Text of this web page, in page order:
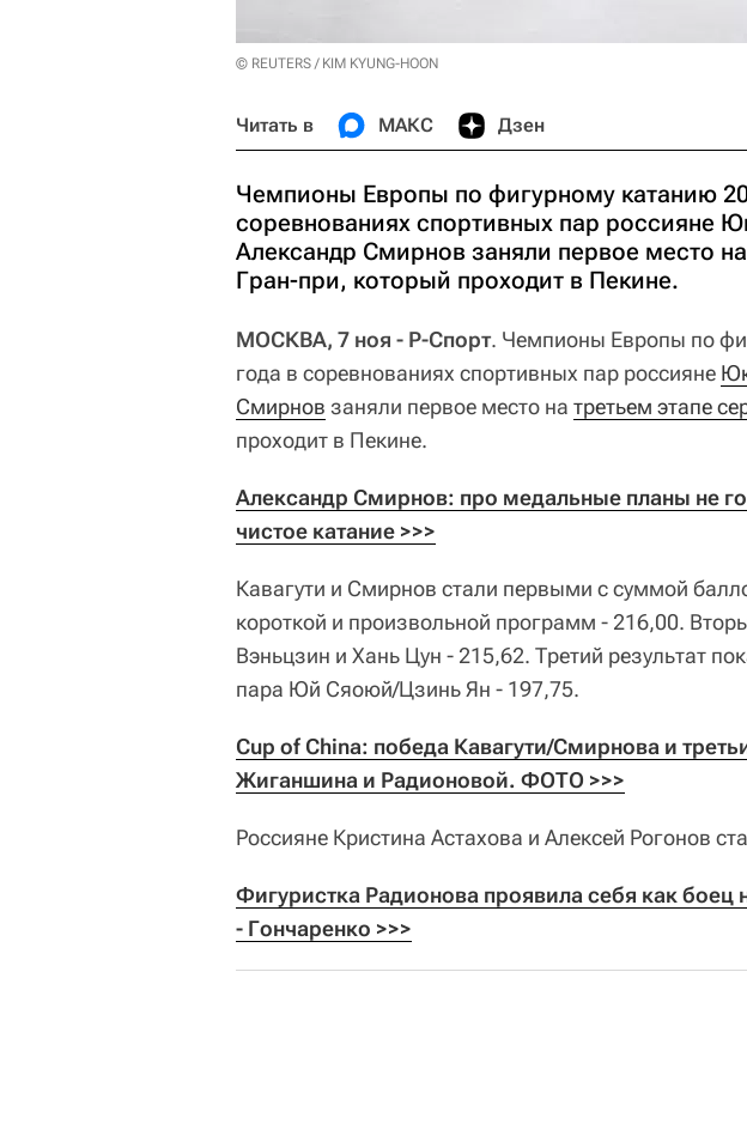
© REUTERS / KIM KYUNG-HOON
Читать в МАКС Дзен
Чемпионы Европы по фигурному катанию
соревнованиях спортивных пар россияне
Александр Смирнов заняли первое место
Гран-при, который проходит в Пекине.
МОСКВА, 7 ноя - Р-Спорт. Чемпионы Европы по
года в соревнованиях спортивных пар россияне
Смирнов заняли первое место на третьем этапе
проходит в Пекине.
Александр Смирнов: про медальные планы не
чистое катание >>>
Кавагути и Смирнов стали первыми с суммой
короткой и произвольной программ - 216,00.
Вэньцзин и Хань Цун - 215,62. Третий результат
пара Юй Сяоюй/Цзинь Ян - 197,75.
Cup of China: победа Кавагути/Смирнова и
Жиганшина и Радионовой. ФОТО >>>
Россияне Кристина Астахова и Алексей Рогонов
Фигуристка Радионова проявила себя как боец
- Гончаренко >>>